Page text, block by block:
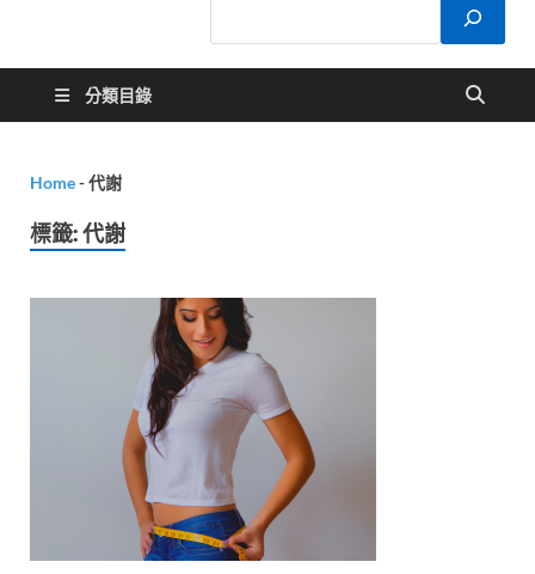
分類目錄
Home-代謝
標籤:代謝